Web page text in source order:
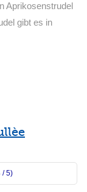
Aprikosenstrudel
gibt es in
/5)